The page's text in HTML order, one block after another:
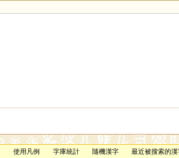
使用凡例 字庫統計 隨機漢字 最近被搜索的漢